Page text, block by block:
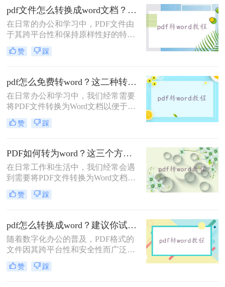
今日小编分享pdf图片怎么转换成word
文档！
pdf文件怎么转换成word文档？教你3招轻松搞定！
在日常的办公和学习中，PDF文件由
于其跨平台性和保持原样性好的特点
而备受欢迎。然而，当需要编辑或修
改PDF文件的内容时，将其转换为
文件怎么转换成word文档呢？本文将
详细介绍四种将PDF文件转换为Word
文档的方法，并给出一些实用的技巧
和注意事项。
赞 踩
pdf怎么免费转word？这二种转换方法掌握好！
在日常办公和学习中，我们经常需要
将PDF文件转换为Word文档以便于编
辑和修改。那么pdf怎么免费转word
呢？以下将为您详细介绍两种免费的
骤和工具特点。
赞 踩
PDF如何转为word？这三个方法让你快速操作！
在日常工作和生活中，我们经常会遇
到需要将PDF文件转换为Word文档的
情况。无论是为了编辑文档内容、提
取文字信息还是为了方便后续操作，
能。那么PDF如何转为word呢？本文
将介绍几种简单有效的方法，帮助你
轻松实现PDF到Word的转换。
赞 踩
pdf怎么转换成word？建议你试试这五种方法！
随着数字化办公的普及，PDF格式的
文件因其跨平台性和安全性而广泛应
用。然而，有时我们需要将PDF文件
转换为Word文档，以便进行编辑、修
赞 踩